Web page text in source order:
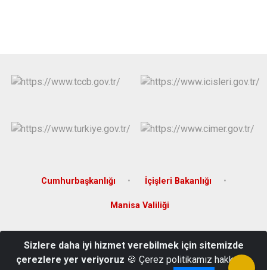
Cumhurbaşkanlığı İçişleri Bakanlığı
Manisa Valiliği
Selendi/MANİSA
0236-7881001
Sizlere daha iyi hizmet verebilmek için sitemizde
çerezlere yer veriyoruz 🍪 Çerez politikamız hakkında